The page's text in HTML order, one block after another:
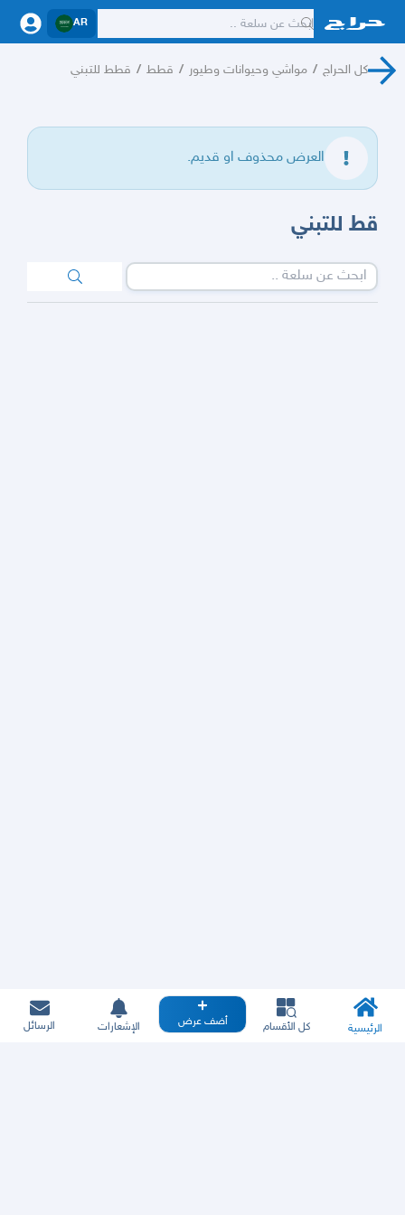
AR
كل الحراج / مواشي وحيوانات وطيور / قطط / قطط للتبني
العرض محذوف او قديم.
قط للتبني
الرئيسية كل الأقسام أضف عرض الإشعارات الرسائل